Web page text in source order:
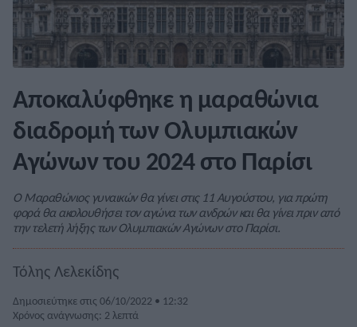
Αποκαλύφθηκε η μαραθώνια
διαδρομή των Ολυμπιακών
Αγώνων του 2024 στο Παρίσι
Ο Μαραθώνιος γυναικών θα γίνει στις 11 Αυγούστου, για πρώτη
φορά θα ακολουθήσει τον αγώνα των ανδρών και θα γίνει πριν από
την τελετή λήξης των Ολυμπιακών Αγώνων στο Παρίσι.
Τόλης Λελεκίδης
Δημοσιεύτηκε στις 06/10/2022 • 12:32
Χρόνος ανάγνωσης: 2 λεπτά